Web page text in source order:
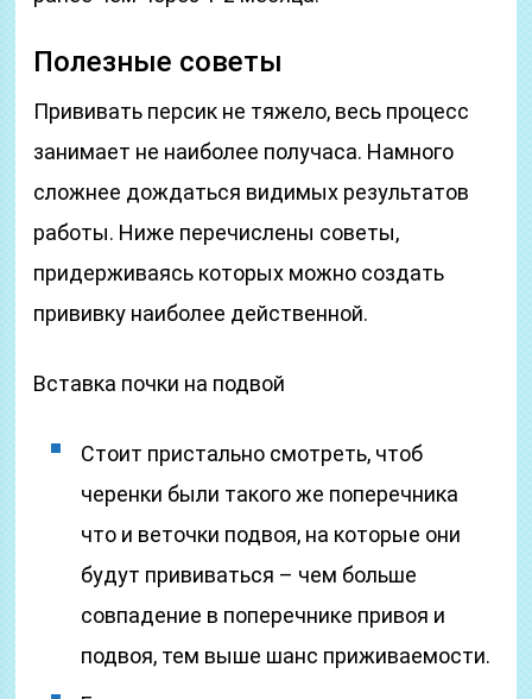
Полезные советы
Прививать персик не тяжело, весь процесс
занимает не наиболее получаса. Намного
сложнее дождаться видимых результатов
работы. Ниже перечислены советы,
придерживаясь которых можно создать
прививку наиболее действенной.
Вставка почки на подвой
Стоит пристально смотреть, чтоб
черенки были такого же поперечника
что и веточки подвоя, на которые они
будут прививаться – чем больше
совпадение в поперечнике привоя и
подвоя, тем выше шанс приживаемости.